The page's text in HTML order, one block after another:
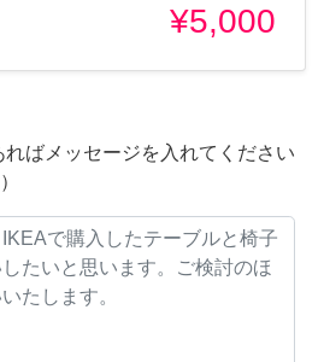
¥5,000
ばメッセージを入れてください